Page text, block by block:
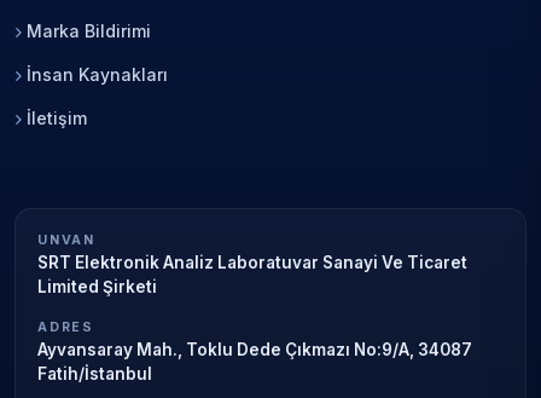
Marka Bildirimi
İnsan Kaynakları
İletişim
UNVAN
SRT Elektronik Analiz Laboratuvar Sanayi Ve Ticaret
Limited Şirketi
ADRES
Ayvansaray Mah., Toklu Dede Çıkmazı No:9/A, 34087
Fatih/İstanbul